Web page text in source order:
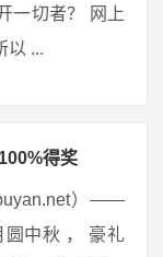
一切者？ 网上
以 ...
得奖
）——
圆中秋 ， 豪礼